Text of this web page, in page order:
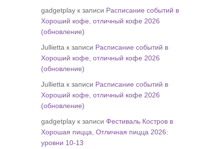
gadgetplay к записи Расписание событий в
Хороший кофе, отличный кофе 2026
(обновление)
Jullietta к записи Расписание событий в
Хороший кофе, отличный кофе 2026
(обновление)
Jullietta к записи Расписание событий в
Хороший кофе, отличный кофе 2026
(обновление)
gadgetplay к записи Фестиваль Костров в
Хорошая пицца, Отличная пицца 2026:
уровни 10-13